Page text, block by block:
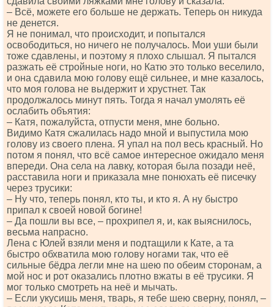
– Всё, можете его больше не держать. Теперь он никуда
не денется.
Я не понимал, что происходит, и попытался
освободиться, но ничего не получалось. Мои уши были
тоже сдавлены, и поэтому я плохо слышал. Я пытался
разжать её стройные ноги, но Катю это только веселило,
и она сдавила мою голову ещё сильнее, и мне казалось,
что моя голова не выдержит и хрустнет. Так
продолжалось минут пять. Тогда я начал умолять её
ослабить объятия:
– Катя, пожалуйста, отпусти меня, мне больно.
Видимо Катя сжалилась надо мной и выпустила мою
голову из своего плена. Я упал на пол весь красный. Но
потом я понял, что всё самое интересное ожидало меня
впереди. Она села на лавку, которая была позади неё,
расставила ноги и приказала мне понюхать её писечку
через трусики:
– Ну что, теперь понял, кто ты, и кто я. А ну быстро
припал к своей новой богине!
– Да пошли вы все, – прохрипел я, и, как выяснилось,
весьма напрасно.
Лена с Юлей взяли меня и подтащили к Кате, а та
быстро обхватила мою голову ногами так, что её
сильные бёдра легли мне на шею по обеим сторонам, а
мой нос и рот оказались плотно вжаты в её трусики. Я
мог только смотреть на неё и мычать.
– Если укусишь меня, тварь, я тебе шею сверну, понял, –